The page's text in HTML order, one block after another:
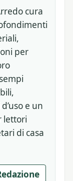
cura
per
e un
lettori
di casa